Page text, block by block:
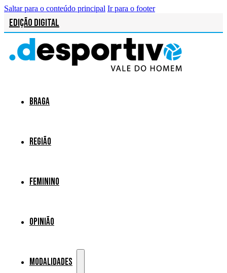
Saltar para o conteúdo principal Ir para o footer
Edição Digital
Braga
Região
Feminino
Opinião
Modalidades